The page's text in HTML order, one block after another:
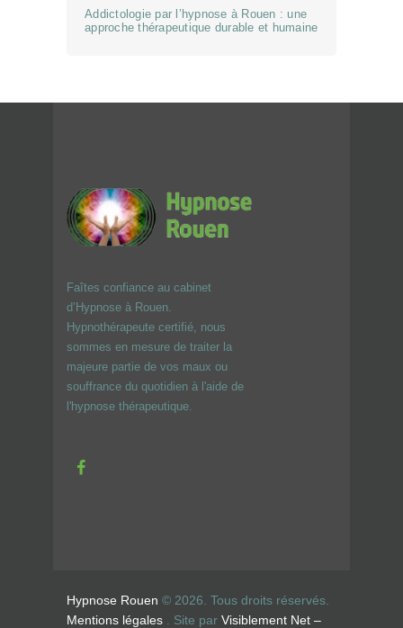
Addictologie par l’hypnose à Rouen : une
approche thérapeutique durable et humaine
Faîtes confiance au cabinet
d’Hypnose à Rouen.
Hypnothérapeute certifié, nous
sommes en mesure de traiter la
majeure partie de vos maux ou
souffrance du quotidien à l'aide de
l'hypnose thérapeutique.
Hypnose Rouen © 2026. Tous droits réservés.
Mentions légales . Site par Visiblement Net –